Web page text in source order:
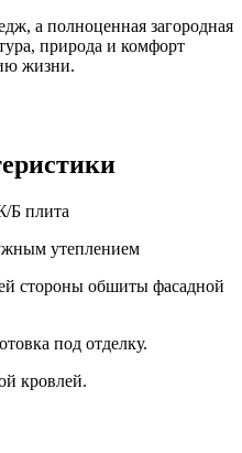
а полноценная загородная
природа и комфорт
жизни.
Б плита
утеплением
стороны обшиты фасадной
под отделку.
кровлей.